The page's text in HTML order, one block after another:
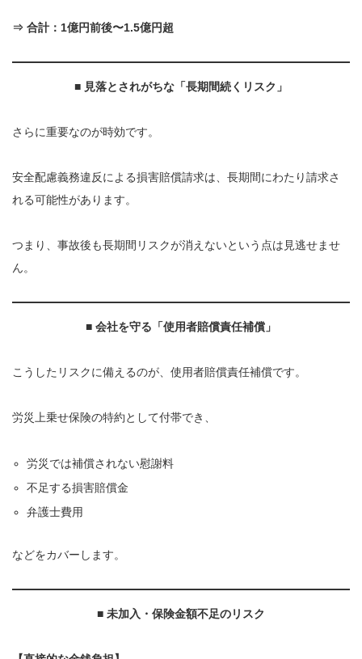
⇒ 合計：1億円前後〜1.5億円超
■ 見落とされがちな「長期間続くリスク」
さらに重要なのが時効です。
安全配慮義務違反による損害賠償請求は、長期間にわたり請求さ
れる可能性があります。
つまり、事故後も長期間リスクが消えないという点は見逃せませ
ん。
■ 会社を守る「使用者賠償責任補償」
こうしたリスクに備えるのが、使用者賠償責任補償です。
労災上乗せ保険の特約として付帯でき、
労災では補償されない慰謝料
不足する損害賠償金
弁護士費用
などをカバーします。
■ 未加入・保険金額不足のリスク